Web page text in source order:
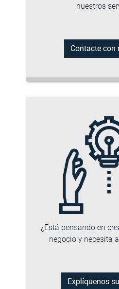
nuestros
Contacte con
¿Está pensando en
negocio y necesita
Explíquenos